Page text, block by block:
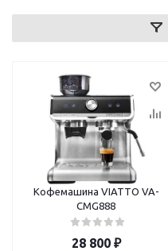
Кофемашина VIATTO VA-
CMG888
28 800₽